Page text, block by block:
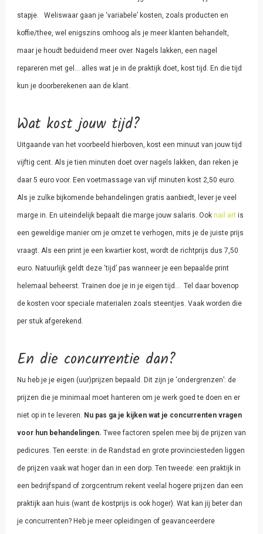
stapje. Weliswaar gaan je ‘variabele’ kosten, zoals producten en
koffie/thee, wel enigszins omhoog als je meer klanten behandelt,
maar je houdt beduidend meer over. Nagels lakken, een nagel
repareren met gel… alles wat je in de praktijk doet, kost tijd. En die tijd
kun je doorberekenen aan de klant.
Wat kost jouw tijd?
Uitgaande van het voorbeeld hierboven, kost een minuut van jouw tijd
vijftig cent. Als je tien minuten doet over nagels lakken, dan reken je
daar 5 euro voor. Een voetmassage van vijf minuten kost 2,50 euro.
Als je zulke bijkomende behandelingen gratis aanbiedt, lever je veel
marge in. En uiteindelijk bepaalt die marge jouw salaris. Ook nail artis
een geweldige manier om je omzet te verhogen, mits je de juiste prijs
vraagt. Als een print je een kwartier kost, wordt de richtprijs dus 7,50
euro. Natuurlijk geldt deze ‘tijd’ pas wanneer je een bepaalde print
helemaal beheerst. Trainen doe je in je eigen tijd… Tel daar bovenop
de kosten voor speciale materialen zoals steentjes. Vaak worden die
per stuk afgerekend.
En die concurrentie dan?
Nu hebje je eigen (uur)prijzen bepaald. Dit zijn je ‘ondergrenzen’: de
prijzen die je minimaal moet hanteren om je werk goed te doen en er
niet op in te leveren. Nu pas ga je kijken wat je concurrenten vragen
voor hun behandelingen. Twee factoren spelen mee bij de prijzen van
pedicures. Ten eerste: in de Randstad en grote provinciesteden liggen
de prijzen vaak wat hoger dan in een dorp. Ten tweede: een praktijk in
een bedrijfspand of zorgcentrum rekent veelal hogere prijzen dan een
praktijk aan huis (want de kostprijs is ook hoger). Wat kan jij beter dan
je concurrenten? Heb je meer opleidingen of geavanceerdere